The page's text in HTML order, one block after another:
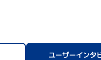
ユーザーインタ